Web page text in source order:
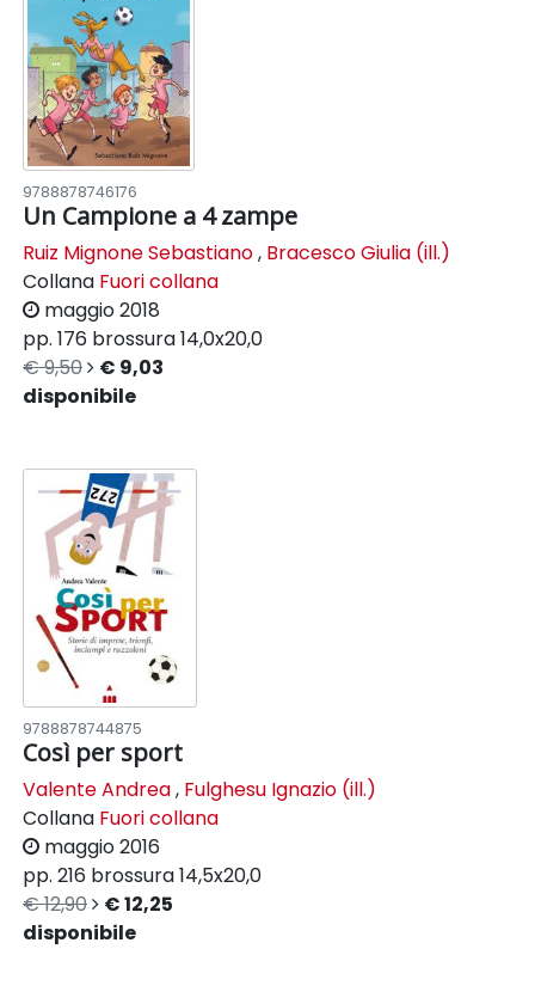
9788878746176
Un Campione a 4 zampe
Ruiz Mignone Sebastiano, Bracesco Giulia (ill.)
Collana Fuori collana
maggio 2018
pp. 176 brossura14,0x20,0
€ 9,50
€ 9,03
disponibile
9788878744875
Così per sport
Valente Andrea, Fulghesu Ignazio (ill.)
Collana Fuori collana
maggio 2016
pp. 216 brossura14,5x20,0
€ 12,90
€ 12,25
disponibile